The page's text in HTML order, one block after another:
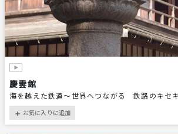
慶雲館
海を越えた鉄道～世界へつながる 鉄路のキセ
＋ お気に入りに追加